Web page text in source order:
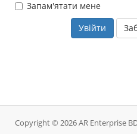
Запам'ятати мене
Copyright © 2026 AR Enterprise